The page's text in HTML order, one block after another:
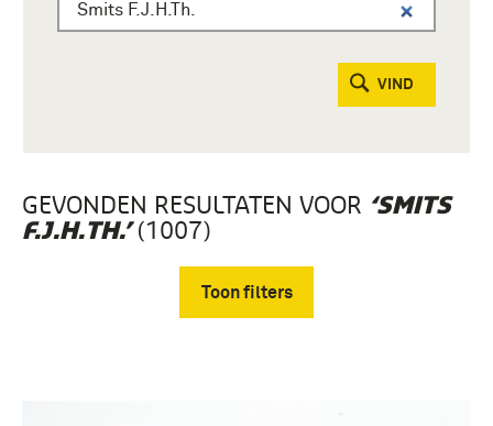
VIND
GEVONDEN RESULTATEN VOOR ‘SMITS
F.J.H.TH.’(1007)
Toon filters